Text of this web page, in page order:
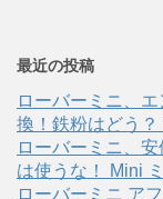
最近の投稿
ローバーミニ、
換！鉄粉はどう
ローバーミニ、
は使うな！ Mini
ローバーミニ ア